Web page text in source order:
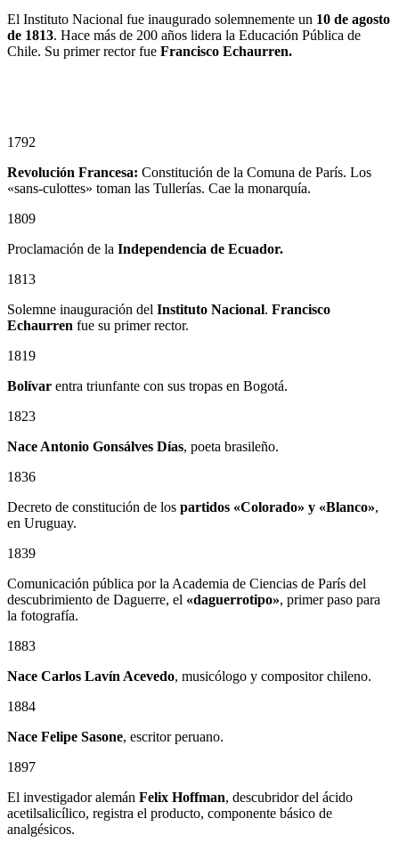
El Instituto Nacional fue inaugurado solemnemente un 10 de agosto
de 1813. Hace más de 200 años lidera la Educación Pública de
Chile. Su primer rector fue Francisco Echaurren.
1792
Revolución Francesa: Constitución de la Comuna de París. Los
«sans-culottes» toman las Tullerías. Cae la monarquía.
1809
Proclamación de la Independencia de Ecuador.
1813
Solemne inauguración del Instituto Nacional. Francisco
Echaurren fue su primer rector.
1819
Bolívar entra triunfante con sus tropas en Bogotá.
1823
Nace Antonio Gonsálves Días, poeta brasileño.
1836
Decreto de constitución de los partidos «Colorado» y «Blanco»,
en Uruguay.
1839
Comunicación pública por la Academia de Ciencias de París del
descubrimiento de Daguerre, el «daguerrotipo», primer paso para
la fotografía.
1883
Nace Carlos Lavín Acevedo, musicólogo y compositor chileno.
1884
Nace Felipe Sasone, escritor peruano.
1897
El investigador alemán Felix Hoffman, descubridor del ácido
acetilsalicílico, registra el producto, componente básico de
analgésicos.